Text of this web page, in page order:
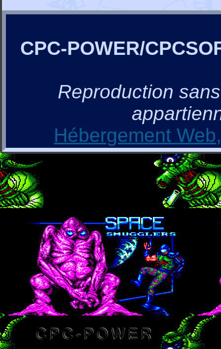
CPC-POWER/
Reproduction
Hébergement